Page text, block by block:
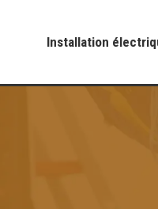
Installation